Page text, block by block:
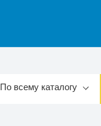
По всему каталогу